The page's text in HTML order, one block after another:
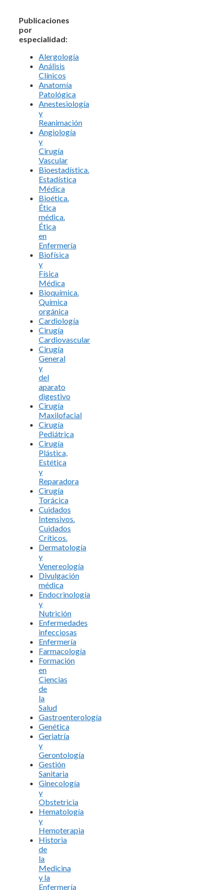
Publicaciones
por
especialidad:
Alergología
Análisis
Clínicos
Anatomía
Patológica
Anestesiología
y
Reanimación
Angiología
y
Cirugía
Vascular
Bioestadística.
Estadística
Médica
Bioética.
Ética
médica.
Ética
en
Enfermería
Biofísica
y
Física
Médica
Bioquímica.
Química
orgánica
Cardiología
Cirugía
Cardiovascular
Cirugía
General
y
del
aparato
digestivo
Cirugía
Maxilofacial
Cirugía
Pediátrica
Cirugía
Plástica,
Estética
y
Reparadora
Cirugía
Torácica
Cuidados
Intensivos.
Cuidados
Críticos.
Dermatología
y
Venereología
Divulgación
médica
Endocrinología
y
Nutrición
Enfermedades
infecciosas
Enfermería
Farmacología
Formación
en
Ciencias
de
la
Salud
Gastroenterología
Genética
Geriatría
y
Gerontología
Gestión
Sanitaria
Ginecología
y
Obstetricia
Hematología
y
Hemoterapia
Historia
de
la
Medicina
y la
Enfermería